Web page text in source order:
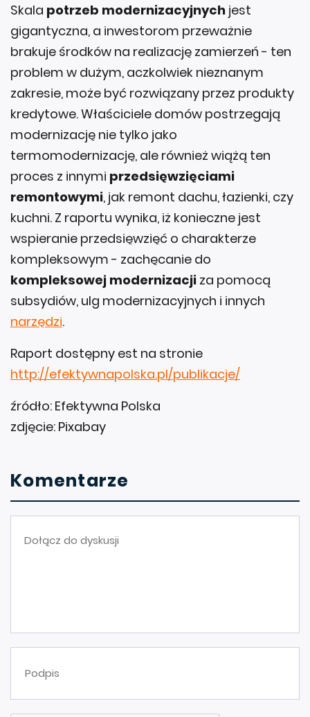
Skala potrzeb modernizacyjnych jest
gigantyczna, a inwestorom przeważnie
brakuje środków na realizację zamierzeń - ten
problem w dużym, aczkolwiek nieznanym
zakresie, może być rozwiązany przez produkty
kredytowe. Właściciele domów postrzegają
modernizację nie tylko jako
termomodernizację, ale również wiążą ten
proces z innymi przedsięwzięciami
remontowymi, jak remont dachu, łazienki, czy
kuchni. Z raportu wynika, iż konieczne jest
wspieranie przedsięwzięć o charakterze
kompleksowym - zachęcanie do
kompleksowej modernizacji za pomocą
subsydiów, ulg modernizacyjnych i innych
narzędzi.
Raport dostępny est na stronie
http://efektywnapolska.pl/publikacje/
źródło: Efektywna Polska
zdjęcie: Pixabay
Komentarze